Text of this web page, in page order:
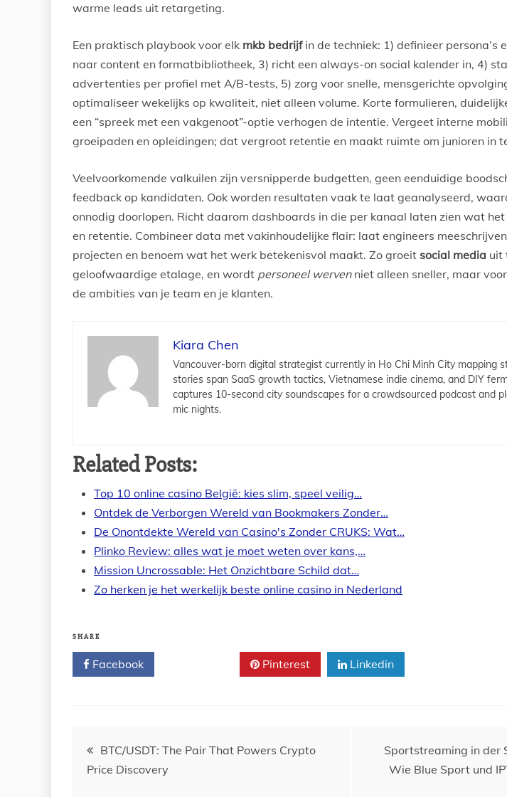
warme leads uit retargeting.
Een praktisch playbook voor elk mkb bedrijfin de techniek: 1) definieer persona’s
naar content en formatbibliotheek, 3) richt een always-on social kalender in, 4)
advertenties per profiel met A/B-tests, 5) zorg voor snelle, mensgerichte
optimaliseer wekelijks op kwaliteit, niet alleen volume. Korte formulieren,
een “spreek met een vakgenoot”-optie verhogen de intentie. Vergeet interne
groeipaden en opleidingen; dat vergroot retentie en maakt ruimte om junioren in
Veelvoorkomende valkuilen zijn versnipperde budgetten, geen eenduidige
feedback op kandidaten. Ook worden resultaten vaak te laat geanalyseerd,
onnodig doorlopen. Richt daarom dashboards in die per kanaal laten zien wat
en retentie. Combineer data met vakinhoudelijke flair: laat engineers
projecten en benoem wat het werk betekenisvol maakt. Zo groeit social media uit
geloofwaardige etalage, en wordt personeel wervenniet alleen sneller, maar
de ambities van je team en je klanten.
Kiara Chen
Vancouver-born digital strategist currently in Ho Chi Minh City mapping
stories span SaaS growth tactics, Vietnamese indie cinema, and DIY
captures 10-second city soundscapes for a crowdsourced podcast and
mic nights.
Related Posts:
Top 10 online casino België: kies slim, speel veilig…
Ontdek de Verborgen Wereld van Bookmakers Zonder…
De Onontdekte Wereld van Casino's Zonder CRUKS: Wat…
Plinko Review: alles wat je moet weten over kans,…
Mission Uncrossable: Het Onzichtbare Schild dat…
Zo herken je het werkelijk beste online casino in Nederland
SHARE
Facebook Pinterest Linkedin
Post
navigation
BTC/USDT: The Pair That Powers Crypto
Price Discovery
Sportstreaming in der
Wie Blue Sport und